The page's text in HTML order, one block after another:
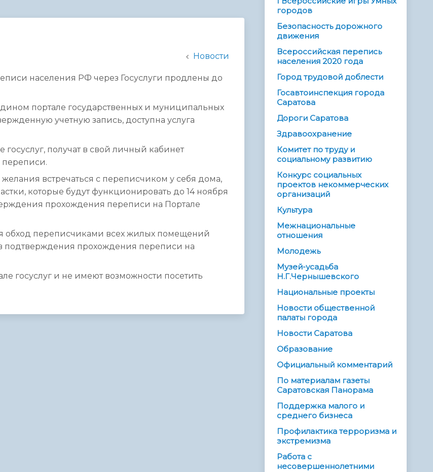
Новости
населения РФ через Госуслуги продлены до
портале государственных и муниципальных
учетную запись, доступна услуга
получат в свой личный кабинет
встречаться с переписчиком у себя дома,
которые будут функционировать до 14 ноября
прохождения переписи на Портале
обход переписчиками всех жилых помещений
подтверждения прохождения переписи на
госуслуг и не имеют возможности посетить
городов
Безопасность дорожного
движения
Всероссийская перепись
населения 2020 года
Город трудовой доблести
Госавтоинспекция города
Саратова
Дороги Саратова
Здравоохранение
Комитет по труду и
социальному развитию
Конкурс социальных
проектов некоммерческих
организаций
Культура
Межнациональные
отношения
Молодежь
Музей-усадьба
Н.Г.Чернышевского
Национальные проекты
Новости общественной
палаты города
Новости Саратова
Образование
Официальный комментарий
По материалам газеты
Саратовская Панорама
Поддержка малого и
среднего бизнеса
Профилактика терроризма и
экстремизма
Работа с
несовершеннолетними